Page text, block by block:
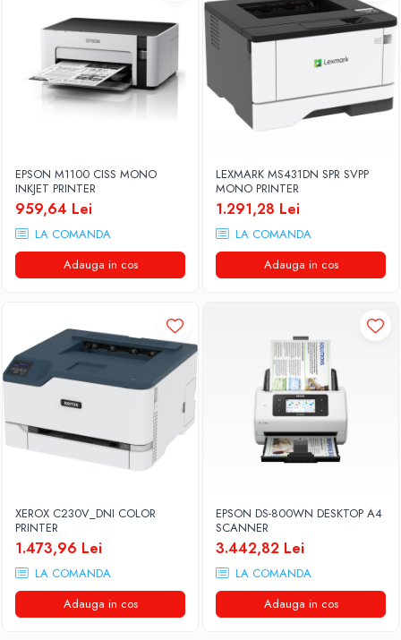
EPSON M1100 CISS MONO
INKJET PRINTER
959,64 Lei
LA COMANDA
Adauga in cos
LEXMARK MS431DN SPR SVPP
MONO PRINTER
1.291,28 Lei
LA COMANDA
Adauga in cos
XEROX C230V_DNI COLOR
PRINTER
1.473,96 Lei
LA COMANDA
Adauga in cos
EPSON DS-800WN DESKTOP A4
SCANNER
3.442,82 Lei
LA COMANDA
Adauga in cos